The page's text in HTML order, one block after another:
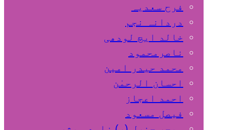
فرح سعدیہ
دردانہ نجم
خالد ایچ لودھی
ناصرمحمود
محمد حیدر امین
احسان الرحمٰن
احمد اعجاز
فیصل مسعود